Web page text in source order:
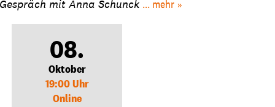
Gespräch mit Anna Schunck ... mehr
08.
Oktober
19:00 Uhr
Online